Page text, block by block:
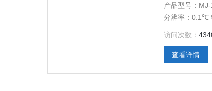
产品型号：
分辨率：0.1℃
访问次数：
查看详情